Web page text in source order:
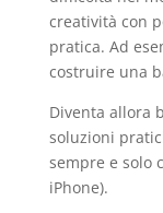
creatività con
pratica. Ad
costruire una
Diventa allora
soluzioni
sempre e solo
iPhone).